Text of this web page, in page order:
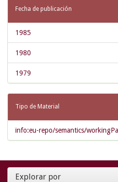
Fecha de publicación
1985
1980
1979
Tipo de Material
info:eu-repo/semantics/
Explorar por